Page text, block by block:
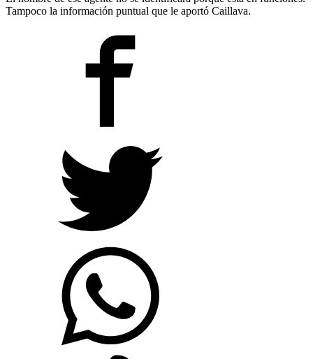
Tampoco la información puntual que le aportó Caillava.